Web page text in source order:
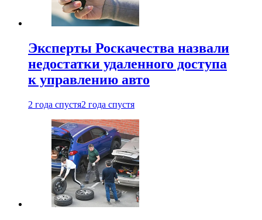
Эксперты Роскачества назвали
недостатки удаленного доступа
к управлению авто
2 года спустя2 года спустя